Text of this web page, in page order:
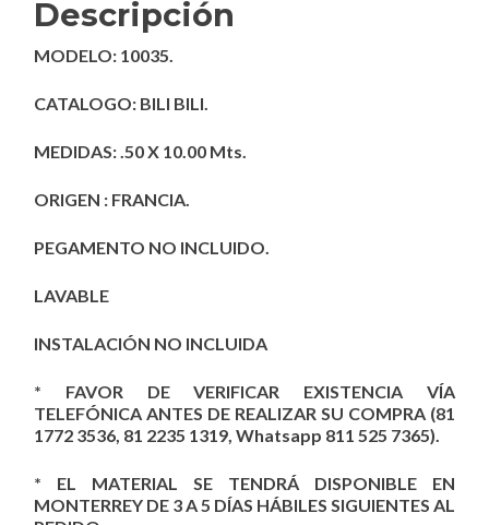
Descripción
MODELO: 10035.
CATALOGO: BILI BILI.
MEDIDAS: .50 X 10.00 Mts.
ORIGEN : FRANCIA.
PEGAMENTO NO INCLUIDO.
LAVABLE
INSTALACIÓN NO INCLUIDA
* FAVOR DE VERIFICAR EXISTENCIA VÍA
TELEFÓNICA ANTES DE REALIZAR SU COMPRA (81
1772 3536, 81 2235 1319, Whatsapp 811 525 7365).
* EL MATERIAL SE TENDRÁ DISPONIBLE EN
MONTERREY DE 3 A 5 DÍAS HÁBILES SIGUIENTES AL